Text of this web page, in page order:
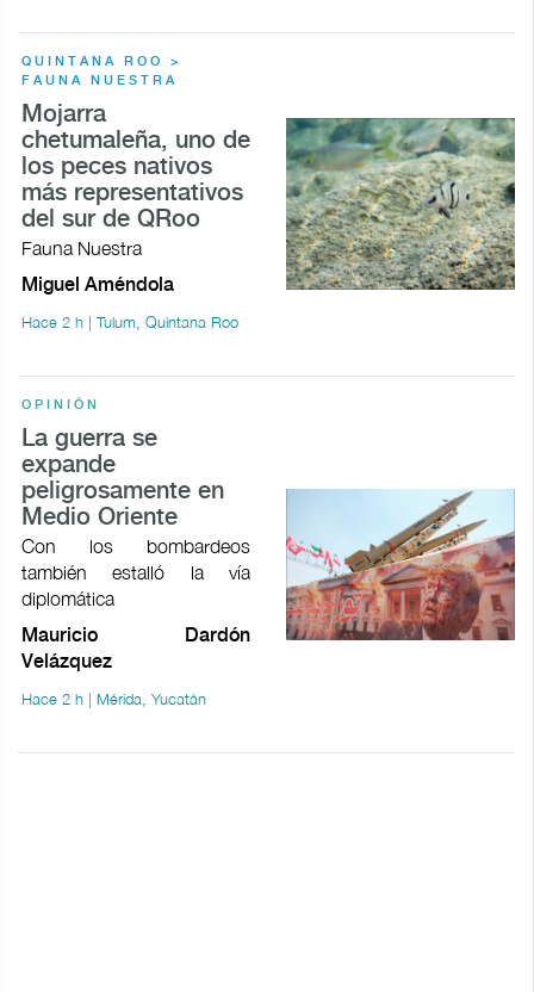
QUINTANA ROO >
FAUNA NUESTRA
Mojarra
chetumaleña, uno de
los peces nativos
más representativos
del sur de QRoo
Fauna Nuestra
Miguel Améndola
Hace 2 h | Tulum, Quintana Roo
OPINIÓN
La guerra se
expande
peligrosamente en
Medio Oriente
Con los bombardeos
también estalló la vía
diplomática
Mauricio Dardón
Velázquez
Hace 2 h | Mérida, Yucatán